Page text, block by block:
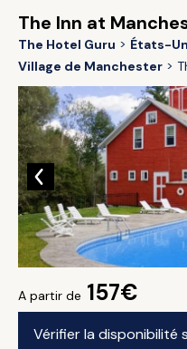
The Inn at
The Hotel Guru États-
Village de Manchester
A partir de 157€
Vérifier la disponibilité